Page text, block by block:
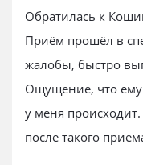
Обратилась к
Приём прошёл в
жалобы, быстро
Ощущение, что
у меня
после такого